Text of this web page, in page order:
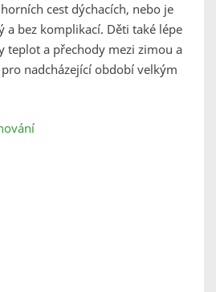
cest dýchacích, nebo je
a bez komplikací. Děti také lépe
teplot a přechody mezi zimou a
nadcházející období velkým